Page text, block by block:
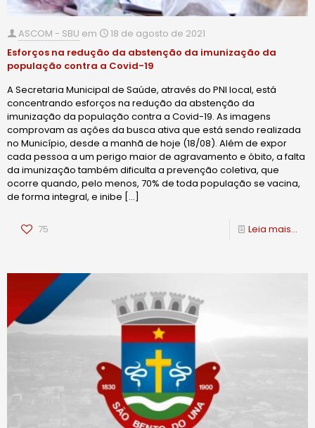
ASCOM - SBU em
18 de agosto de 2021
Esforços na redução da abstenção da imunização da
população contra a Covid-19
A Secretaria Municipal de Saúde, através do PNI local, está
concentrando esforços na redução da abstenção da
imunização da população contra a Covid-19. As imagens
comprovam as ações da busca ativa que está sendo realizada
no Município, desde a manhã de hoje (18/08). Além de expor
cada pessoa a um perigo maior de agravamento e óbito, a falta
da imunização também dificulta a prevenção coletiva, que
ocorre quando, pelo menos, 70% de toda população se vacina,
de forma integral, e inibe […]
75 Leia mais...